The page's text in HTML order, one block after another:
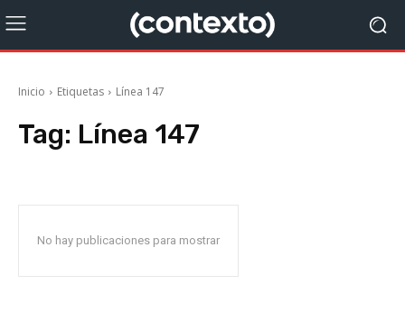
Inicio Etiquetas Línea 147
Tag: Línea 147
No hay publicaciones para mostrar